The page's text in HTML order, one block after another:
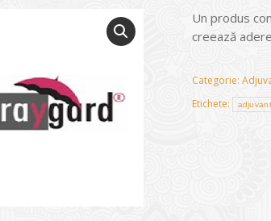
Un produs
creează
Categorie:
Etichete: